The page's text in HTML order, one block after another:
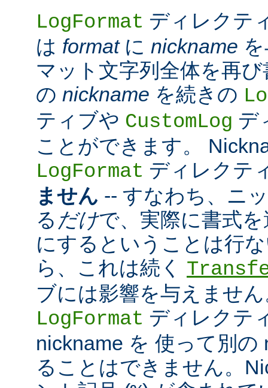
LogFormat ディレクテ
は formatに nickname
マット文字列全体を再
の nickname を続きの
ティブや CustomLog デ
ことができます。
LogFormat ディレクテ
ません -- すなわち、ニ
る だけで、実際に書式
にするということは行
ら、これは続く
ブには影響を与えませ
LogFormat ディレクテ
nickname を 使って別の
ることはできません。